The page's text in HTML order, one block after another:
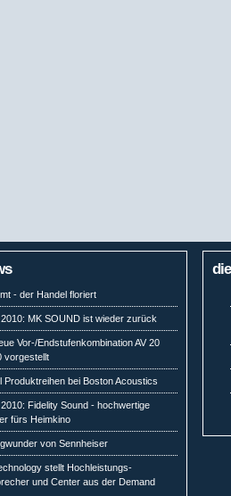
- der Handel floriert
MK SOUND ist wieder zurück
Vor-/Endstufenkombination AV 20
vorgestellt
Produktreihen bei Boston Acoustics
Fidelity Sound - hochwertige
fürs Heimkino
von Sennheiser
stellt Hochleistungs-
und Center aus der Demand